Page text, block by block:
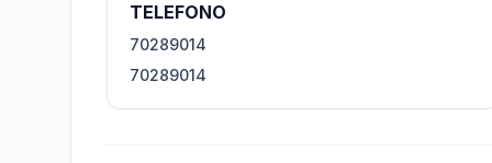
TELEFONO
70289014
70289014